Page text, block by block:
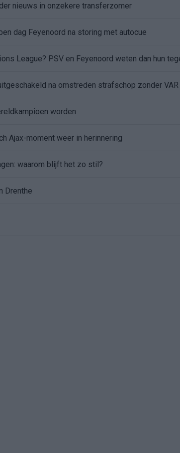
nieuws in onzekere transferzomer
dag Feyenoord na storing met autocue
na omstreden strafschop zonder VAR
worden
Ajax-moment weer in herinnering
waarom blijft het zo stil?
Drenthe